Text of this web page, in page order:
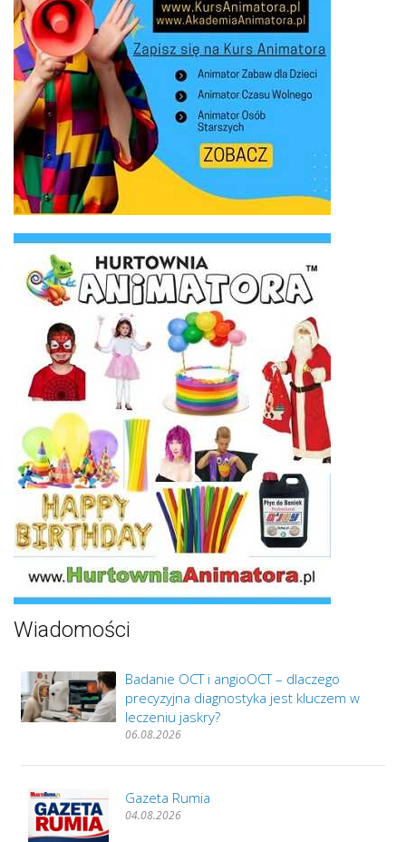
Wiadomości
Badanie OCT i angioOCT – dlaczego
precyzyjna diagnostyka jest kluczem w
leczeniu jaskry?
06.08.2026
Gazeta Rumia
04.08.2026